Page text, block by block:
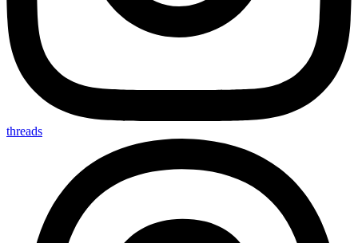
threads